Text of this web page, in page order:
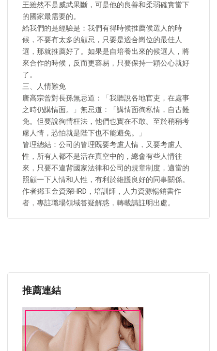
王雖然不是威武果斷，可是他的良善和柔弱確實當下
的國家最需要的。
給我們的是經驗是：我們有得時候推薦候選人的時
候，不要有太多的顧忌，只要是適合崗位的最佳人
選，那就推薦好了。如果是自培養出來的候選人，將
來合作的時候，反而更容易，只要保持一顆公心就好
了。
三、人情難免
唐高宗曾對長孫無忌道：「我聽說各地官吏，在處事
之時仍講情面。」無忌道：「講情面徇私情，自古難
免。但要說徇情枉法，他們也實在不敢。至於稍稍考
慮人情，恐怕就是陛下也不能避免。」
管理總結：公司的管理既要考慮人情，又要考慮人
性，所有人都不是活在真空中的，總會有些人情往
來，只要不違背國家法律和公司的規章制度，適當的
照顧一下人情和人性，有利於維護良好的同事關係。
作者鄧玉金資深HRD，培訓師，人力資源暢銷書作
者，專註職場領域答疑解惑，轉載請註明出處。
推薦連結